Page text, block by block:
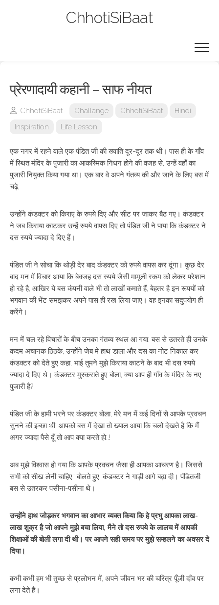
ChhotiSiBaat
प्रेरणादायी कहानी – साफ नीयत
ChhotiSiBaat Challange ChhotiSiBaat
Hindi
Inspiration
Life Lesson
एक नगर में रहने वाले एक पंडित जी की ख्याति दूर-दूर तक थी। पास ही के गाँव
में स्थित मंदिर के पुजारी का आकस्मिक निधन होने की वजह से, उन्हें वहाँ का
पुजारी नियुक्त किया गया था। एक बार वे अपने गंतव्य की और जाने के लिए बस में
चढ़े,
उन्होंने कंडक्टर को किराए के रुपये दिए और सीट पर जाकर बैठ गए। कंडक्टर
ने जब किराया काटकर उन्हें रुपये वापस दिए तो पंडित जी ने पाया कि कंडक्टर ने
दस रुपये ज्यादा दे दिए हैं।
पंडित जी ने सोचा कि थोड़ी देर बाद कंडक्टर को रुपये वापस कर दूंगा। कुछ देर
बाद मन में विचार आया कि बेवजह दस रुपये जैसी मामूली रकम को लेकर परेशान
हो रहे है, आखिर ये बस कंपनी वाले भी तो लाखों कमाते हैं, बेहतर है इन रूपयों को
भगवान की भेंट समझकर अपने पास ही रख लिया जाए। वह इनका सदुपयोग ही
करेंगे।
मन में चल रहे विचारों के बीच उनका गंतव्य स्थल आ गया. बस से उतरते ही उनके
कदम अचानक ठिठके, उन्होंने जेब मे हाथ डाला और दस का नोट निकाल कर
कंडक्टर को देते हुए कहा, भाई तुमने मुझे किराया काटने के बाद भी दस रुपये
ज्यादा दे दिए थे। कंडक्टर मुस्कराते हुए बोला, क्या आप ही गाँव के मंदिर के नए
पुजारी है?
पंडित जी के हामी भरने पर कंडक्टर बोला, मेरे मन में कई दिनों से आपके प्रवचन
सुनने की इच्छा थी, आपको बस में देखा तो ख्याल आया कि चलो देखते है कि मैं
अगर ज्यादा पैसे दूँ तो आप क्या करते हो..!
अब मुझे विश्वास हो गया कि आपके प्रवचन जैसा ही आपका आचरण है। जिससे
सभी को सीख लेनी चाहिए” बोलते हुए, कंडक्टर ने गाड़ी आगे बढ़ा दी। पंडितजी
बस से उतरकर पसीना-पसीना थे।
उन्होंने हाथ जोड़कर भगवान का आभार व्यक्त किया कि हे प्रभु आपका लाख-
लाख शुक्र है जो आपने मुझे बचा लिया, मैने तो दस रुपये के लालच में आपकी
शिक्षाओं की बोली लगा दी थी। पर आपने सही समय पर मुझे सम्हलने का अवसर दे
दिया।
कभी कभी हम भी तुच्छ से प्रलोभन में, अपने जीवन भर की चरित्र पूँजी दाँव पर
लगा देते हैं।